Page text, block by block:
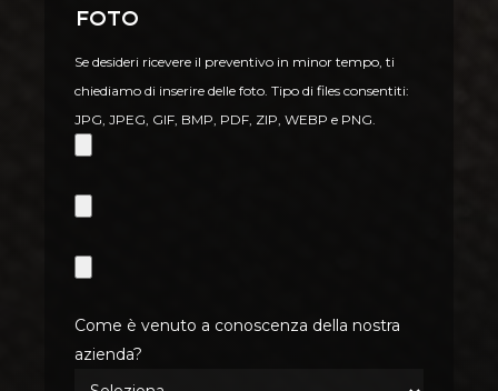
Foto
Se desideri ricevere il preventivo in minor tempo, ti
chiediamo di inserire delle foto. Tipo di files consentiti:
JPG, JPEG, GIF, BMP, PDF, ZIP, WEBP e PNG.
Come è venuto a conoscenza della nostra
azienda?